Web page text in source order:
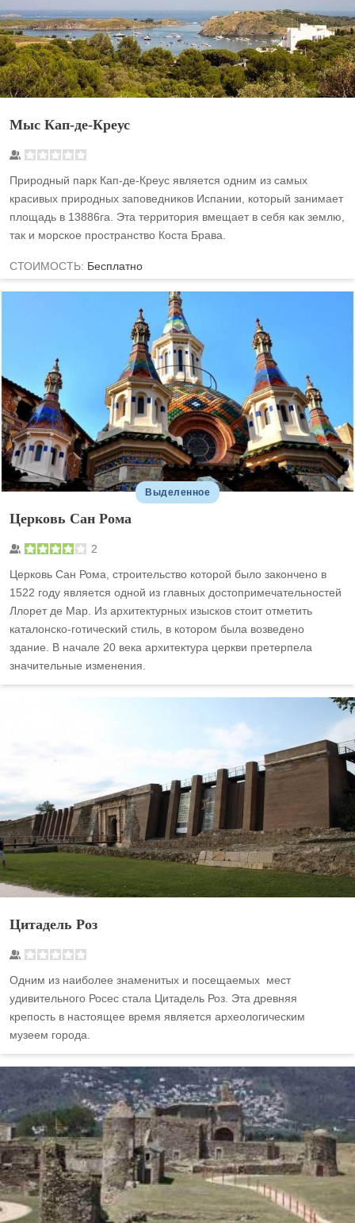
Мыс Кап-де-Креус
Природный парк Кап-де-Креус является одним из самых
красивых природных заповедников Испании, который занимает
площадь в 13886га. Эта территория вмещает в себя как землю,
так и морское пространство Коста Брава.
СТОИМОСТЬ: Бесплатно
Выделенное
Церковь Сан Рома
2
Церковь Сан Рома, строительство которой было закончено в
1522 году является одной из главных достопримечательностей
Ллорет де Мар. Из архитектурных изысков стоит отметить
каталонско-готический стиль, в котором была возведено
здание. В начале 20 века архитектура церкви претерпела
значительные изменения.
Цитадель Роз
Одним из наиболее знаменитых и посещаемых мест
удивительного Росес стала Цитадель Роз. Эта древняя
крепость в настоящее время является археологическим
музеем города.